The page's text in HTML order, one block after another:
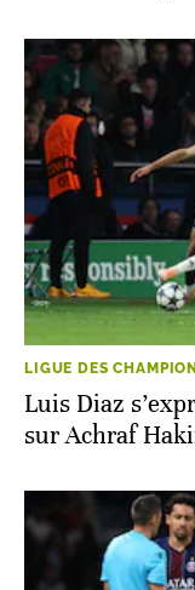
LIGUE DES
Luis Diaz
sur Achraf